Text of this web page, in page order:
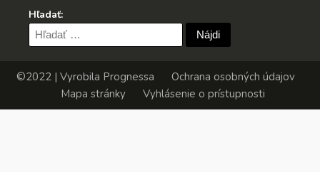
Hľadať:
Hľadať:
©2022 | Vyrobila Prognessa
Ochrana osobných údajov
Mapa stránky
Vyhlásenie o prístupnosti